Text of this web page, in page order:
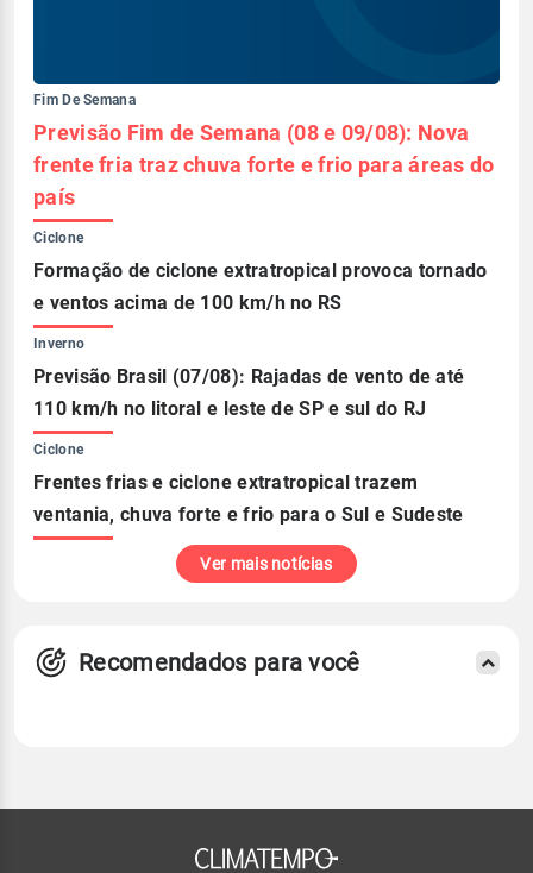
Fim De Semana
Previsão Fim de Semana (08 e 09/08): Nova
frente fria traz chuva forte e frio para áreas do
país
Ciclone
Formação de ciclone extratropical provoca tornado
e ventos acima de 100 km/h no RS
Inverno
Previsão Brasil (07/08): Rajadas de vento de até
110 km/h no litoral e leste de SP e sul do RJ
Ciclone
Frentes frias e ciclone extratropical trazem
ventania, chuva forte e frio para o Sul e Sudeste
Ver mais notícias
Recomendados para você